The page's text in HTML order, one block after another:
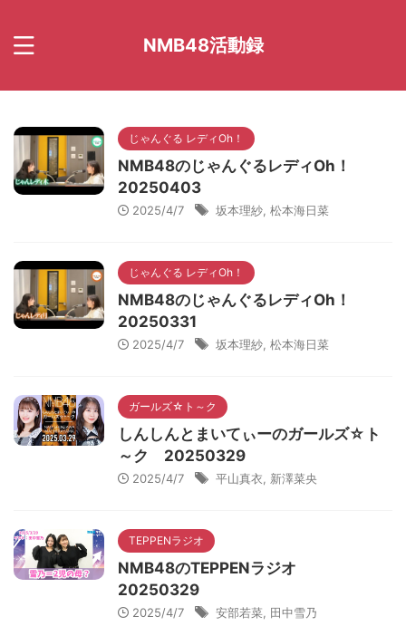
NMB48活動録
じゃんぐる レディOh！
NMB48のじゃんぐるレディOh！
20250403
2025/4/7 坂本理紗 松本海日菜
じゃんぐる レディOh！
NMB48のじゃんぐるレディOh！
20250331
2025/4/7 坂本理紗 松本海日菜
ガールズ☆ト～ク
しんしんとまいてぃーのガールズ☆ト
～ク 20250329
2025/4/7 平山真衣 新澤菜央
TEPPENラジオ
NMB48のTEPPENラジオ
20250329
2025/4/7 安部若菜 田中雪乃